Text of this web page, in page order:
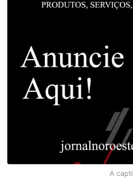
A